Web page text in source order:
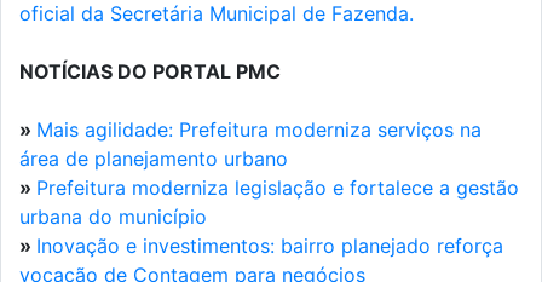
oficial da Secretária Municipal de Fazenda.
NOTÍCIAS DO PORTAL PMC
» Mais agilidade: Prefeitura moderniza serviços na
área de planejamento urbano
» Prefeitura moderniza legislação e fortalece a gestão
urbana do município
» Inovação e investimentos: bairro planejado reforça
vocação de Contagem para negócios